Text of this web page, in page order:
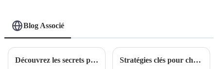
Blog Associé
Découvrez les secrets pour trouver le vaporisateur personnalisé parfait Stratégies clés pour choisir la meilleure cigarette électronique jetable adaptée à vos besoins